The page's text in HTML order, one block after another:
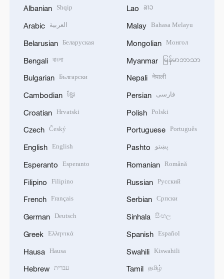
Albanian Shqip
Arabic العربية
Belarusian Беларуская
Bengali বাংলা
Bulgarian Български
Cambodian ខ្មែរ
Croatian Hrvatski
Czech Český
English English
Esperanto Esperanto
Filipino Filipino
French Français
German Deutsch
Greek Ελληνικά
Hausa Hausa
Hebrew עברית
Lao ລາວ
Malay Bahasa Melayu
Mongolian Монгол
Myanmar မြန်မာဘာသာ
Nepali नेपाली
Persian فارسی
Polish Polski
Portuguese Português
Pashto پښتو
Romanian Română
Russian Русский
Serbian Српски
Sinhala සිංහල
Spanish Español
Swahili Kiswahili
Tamil தமிழ்